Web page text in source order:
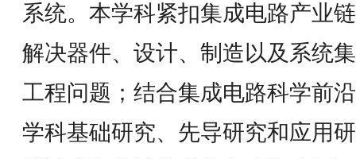
系统。本学科紧扣集成电路产业
解决器件、设计、制造以及系统
工程问题；结合集成电路科学前
学科基础研究、先导研究和应用